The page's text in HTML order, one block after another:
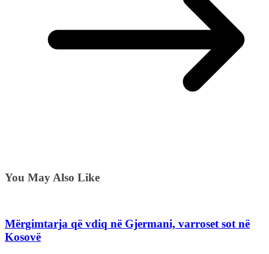
You May Also Like
Mërgimtarja që vdiq në Gjermani, varroset sot në
Kosovë